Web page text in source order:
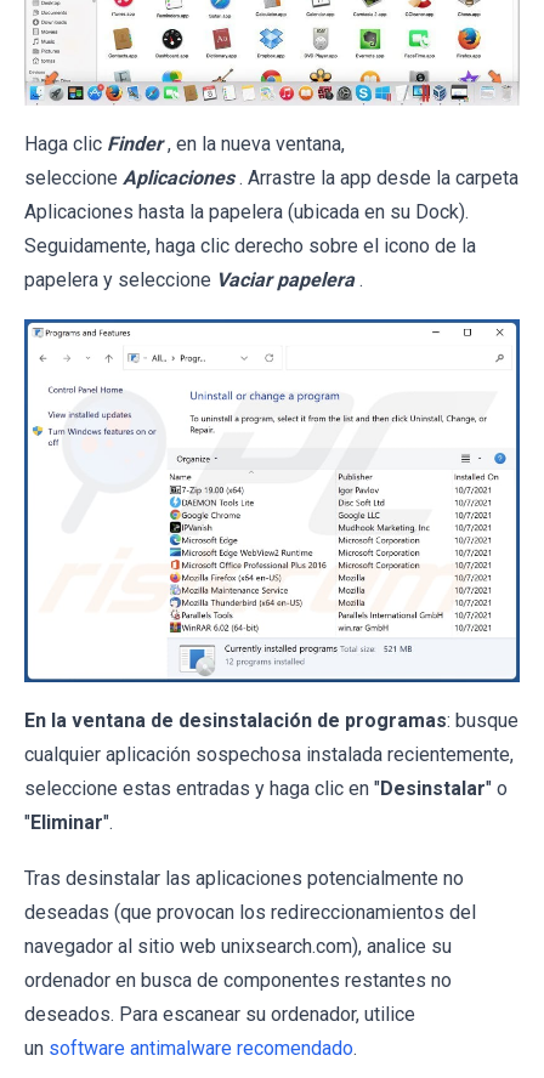
Haga clic Finder , en la nueva ventana,
seleccione Aplicaciones . Arrastre la app desde la carpeta
Aplicaciones hasta la papelera (ubicada en su Dock).
Seguidamente, haga clic derecho sobre el icono de la
papelera y seleccione Vaciar papelera .
En la ventana de desinstalación de programas: busque
cualquier aplicación sospechosa instalada recientemente,
seleccione estas entradas y haga clic en "Desinstalar" o
"Eliminar".
Tras desinstalar las aplicaciones potencialmente no
deseadas (que provocan los redireccionamientos del
navegador al sitio web unixsearch.com), analice su
ordenador en busca de componentes restantes no
deseados. Para escanear su ordenador, utilice
un software antimalware recomendado.